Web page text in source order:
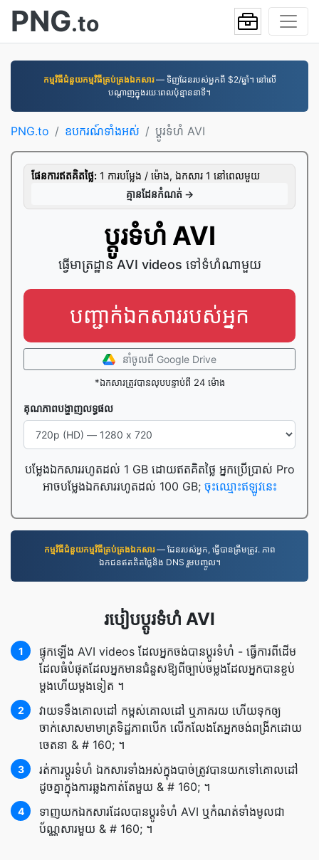
PNG.to
កម្មវិធី​ជំនួយ​កម្មវិធី​គ្រប់គ្រង​ឯកសារ— ទិញដែនរបស់អ្នកពី $2/ឆ្នាំ។ នៅលើ
បណ្តាញក្នុងរយៈពេលប៉ុន្មាននាទី។
PNG.to ឧបករណ៍ទាំងអស់ ប្ដូរ​ទំហំ AVI
ផែនការ​ឥត​គិត​ថ្លៃ: 1 ការ​បម្លែង / ម៉ោង, ឯកសារ 1 នៅ​ពេល​មួយ
គ្មាន​ដែន​កំណត់ →
ប្ដូរ​ទំហំ AVI
ធ្វើ​មាត្រដ្ឋាន AVI videos ទៅ​ទំហំ​ណាមួយ
បញ្ជាក់​ឯកសារ​របស់​អ្នក
នាំចូល​ពី Google Drive
*ឯកសារត្រូវបានលុបបន្ទាប់ពី 24 ម៉ោង
គុណភាព​បង្ហាញ​លទ្ធផល
បម្លែងឯកសាររហូតដល់ 1 GB ដោយឥតគិតថ្លៃ អ្នកប្រើប្រាស់ Pro
អាចបម្លែងឯកសាររហូតដល់ 100 GB; ចុះឈ្មោះឥឡូវនេះ
កម្មវិធី​ជំនួយ​កម្មវិធី​គ្រប់គ្រង​ឯកសារ— ដែនរបស់អ្នក, ធ្វើបានត្រឹមត្រូវ. ភាព
ឯកជនឥតគិតថ្លៃនិង DNS រួមបញ្ចូល។
របៀប​ប្ដូរ​ទំហំ AVI
1
ផ្ទុក​ឡើង AVI videos ដែល​អ្នក​ចង់​បាន​ប្ដូរ​ទំហំ - ធ្វើការ​ពី​ដើម​
ដែល​ធំ​បំផុត​ដែល​អ្នក​មាន​ជំនួស​ឱ្យ​ពី​ច្បាប់​ចម្លង​ដែល​អ្នក​បាន​ខ្ចប់​
ម្តង​ហើយ​ម្តងទៀត ។
2
វាយ​ទទឹង​គោលដៅ កម្ពស់​គោលដៅ ឬ​ភាគរយ ហើយ​ទុក​ឲ្យ​
ចាក់សោ​សមាមាត្រ​ទិដ្ឋភាព​បើក លើកលែង​តែ​អ្នក​ចង់​ពង្រីក​ដោយ​
ចេតនា & # 160; ។
3
រត់​ការ​ប្ដូរ​ទំហំ ឯកសារ​ទាំងអស់​ក្នុង​បាច់​ត្រូវ​បាន​យក​ទៅ​គោលដៅ​
ដូចគ្នា​ក្នុង​ការ​ឆ្លងកាត់​តែ​មួយ & # 160; ។
4
ទាញយក​ឯកសារ​ដែល​បាន​ប្ដូរ​ទំហំ AVI ឬ​កំណត់​ទាំងមូល​ជា​
ប័ណ្ណសារ​មួយ & # 160; ។